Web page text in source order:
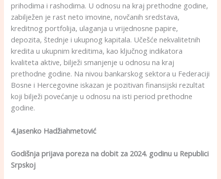
prihodima i rashodima. U odnosu na kraj prethodne godine,
zabilježen je rast neto imovine, novčanih sredstava,
kreditnog portfolija, ulaganja u vrijednosne papire,
depozita, štednje i ukupnog kapitala. Učešće nekvalitetnih
kredita u ukupnim kreditima, kao ključnog indikatora
kvaliteta aktive, bilježi smanjenje u odnosu na kraj
prethodne godine. Na nivou bankarskog sektora u Federaciji
Bosne i Hercegovine iskazan je pozitivan finansijski rezultat
koji bilježi povećanje u odnosu na isti period prethodne
godine.
4.Jasenko Hadžiahmetović
Godišnja prijava poreza na dobit za 2024. godinu u Republici
Srpskoj